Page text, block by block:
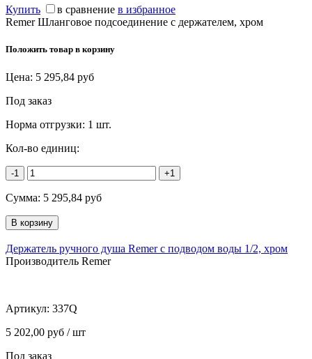
Купить в сравнение в избранное
Remer Шланговое подсоединение с держателем, хром
Положить товар в корзину
Цена: 5 295,84 руб
Под заказ
Норма отгрузки: 1 шт.
Кол-во единиц:
-1 +1
Сумма: 5 295,84 руб
Держатель ручного душа Remer с подводом воды 1/2, хром
Производитель Remer
Артикул: 337Q
5 202,00 руб / шт
Под заказ